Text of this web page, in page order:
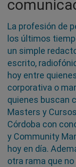
La profesión de
los últimos
un simple
escrito,
hoy entre
corporativa o
quienes buscan
Masters y
Córdoba con
y Community
hoy en día.
otra rama que